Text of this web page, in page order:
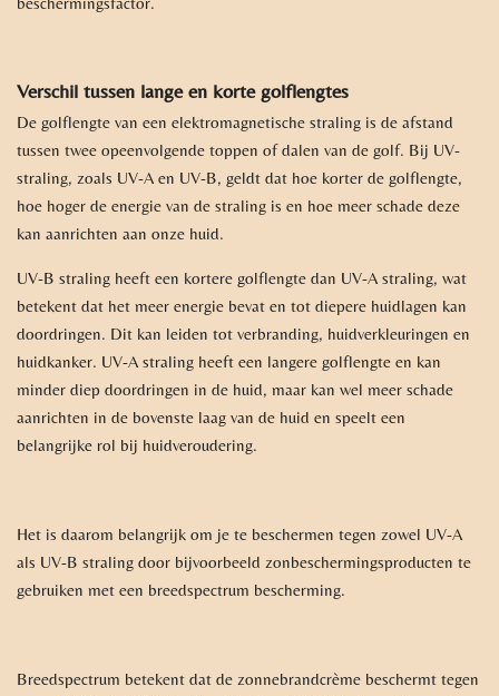
Verschil tussen lange en korte golflengtes
De golflengte van een elektromagnetische straling is de afstand
tussen twee opeenvolgende toppen of dalen van de golf. Bij UV-
straling, zoals UV-A en UV-B, geldt dat hoe korter de golflengte,
hoe hoger de energie van de straling is en hoe meer schade deze
kan aanrichten aan onze huid.
UV-B straling heeft een kortere golflengte dan UV-A straling, wat
betekent dat het meer energie bevat en tot diepere huidlagen kan
doordringen. Dit kan leiden tot verbranding, huidverkleuringen en
huidkanker. UV-A straling heeft een langere golflengte en kan
minder diep doordringen in de huid, maar kan wel meer schade
aanrichten in de bovenste laag van de huid en speelt een
belangrijke rol bij huidveroudering.
Het is daarom belangrijk om je te beschermen tegen zowel UV-A
als UV-B straling door bijvoorbeeld zonbeschermingsproducten te
gebruiken met een breedspectrum bescherming.
Breedspectrum betekent dat de zonnebrandcrème beschermt tegen